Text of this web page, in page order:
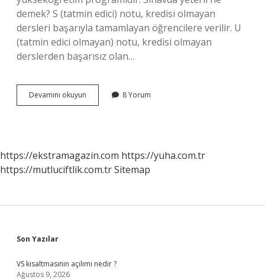
demek? S (tatmin edici) notu, kredisi olmayan
dersleri başarıyla tamamlayan öğrencilere verilir. U
(tatmin edici olmayan) notu, kredisi olmayan
derslerden başarısız olan…
Devamını okuyun Yeterlilik
Ünvanı
8 Yorum
https://ekstramagazin.com https://yuha.com.tr
https://mutluciftlik.com.trSitemap
Sidebar
Son Yazılar
VS kısaltmasının açılımı nedir ?
Ağustos 9, 2026